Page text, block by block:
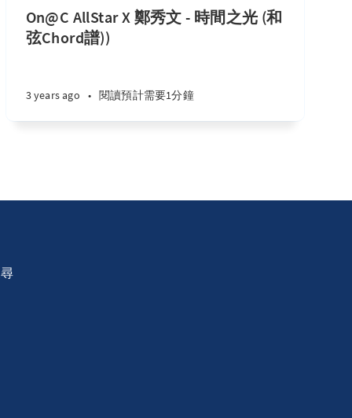
On@C AllStar X 鄭秀文 - 時間之光 (和
弦Chord譜))
3 years ago • 閱讀預計需要1分鐘